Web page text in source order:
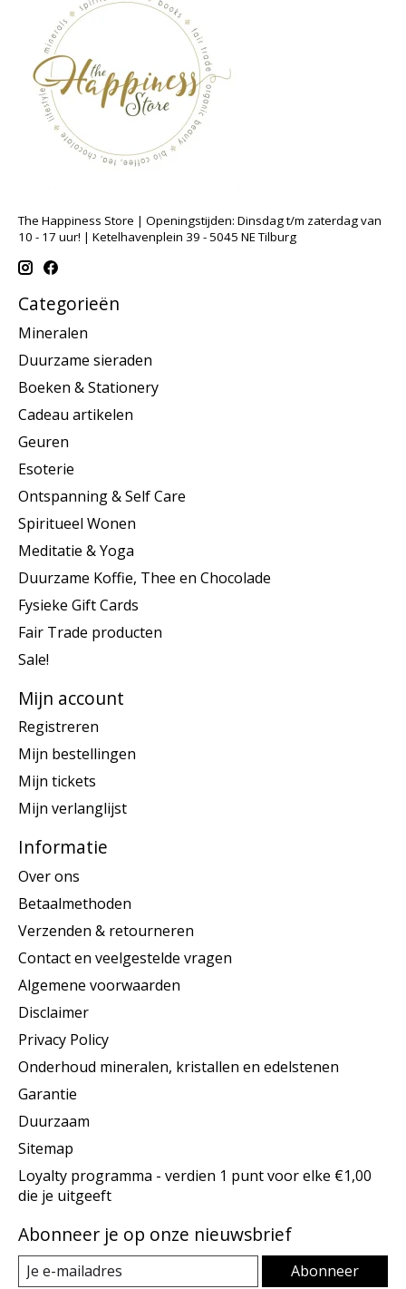
The Happiness Store | Openingstijden: Dinsdag t/m zaterdag van
10 - 17 uur! | Ketelhavenplein 39 - 5045 NE Tilburg
Categorieën
Mineralen
Duurzame sieraden
Boeken & Stationery
Cadeau artikelen
Geuren
Esoterie
Ontspanning & Self Care
Spiritueel Wonen
Meditatie & Yoga
Duurzame Koffie, Thee en Chocolade
Fysieke Gift Cards
Fair Trade producten
Sale!
Mijn account
Registreren
Mijn bestellingen
Mijn tickets
Mijn verlanglijst
Informatie
Over ons
Betaalmethoden
Verzenden & retourneren
Contact en veelgestelde vragen
Algemene voorwaarden
Disclaimer
Privacy Policy
Onderhoud mineralen, kristallen en edelstenen
Garantie
Duurzaam
Sitemap
Loyalty programma - verdien 1 punt voor elke €1,00
die je uitgeeft
Abonneer je op onze nieuwsbrief
Abonneer